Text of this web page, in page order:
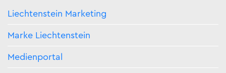
Liechtenstein Marketing
Marke Liechtenstein
Medienportal